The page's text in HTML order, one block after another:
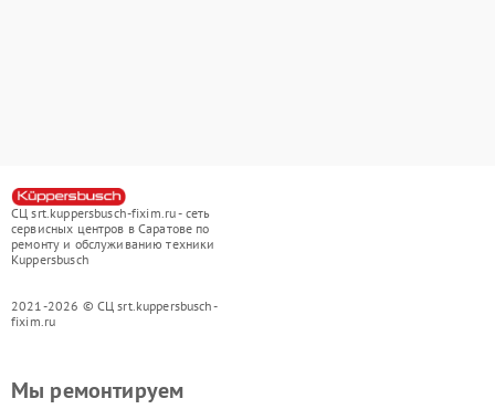
СЦ srt.kuppersbusch-fixim.ru - сеть
сервисных центров в Саратове по
ремонту и обслуживанию техники
Kuppersbusch
2021-2026 © СЦ srt.kuppersbusch-
fixim.ru
Мы ремонтируем